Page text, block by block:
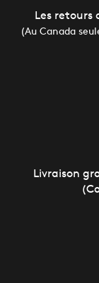
Les
(Au Canada
Livraison